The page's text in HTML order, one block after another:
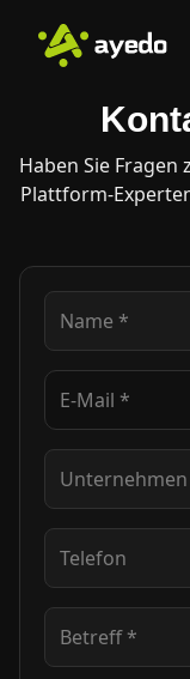
Haben Sie Fragen
Plattform-